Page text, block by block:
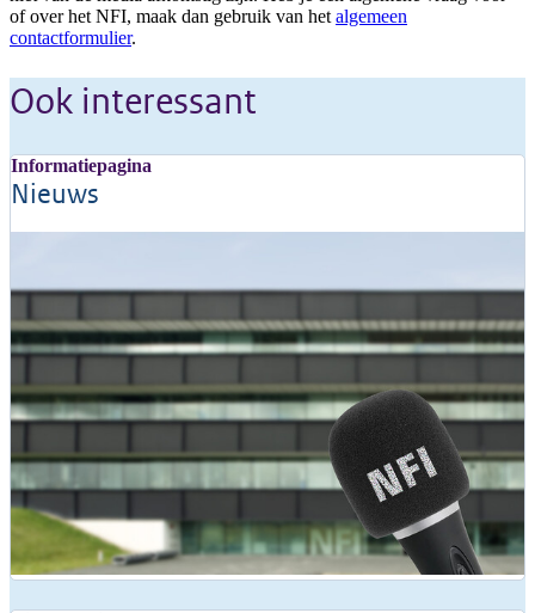
of over het NFI, maak dan gebruik van hetalgemeen
contactformulier.
Ook interessant
Informatiepagina
Nieuws